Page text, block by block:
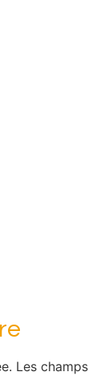
Les champs